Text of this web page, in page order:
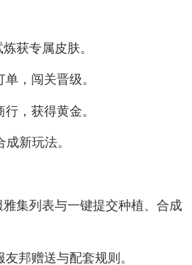
获专属皮肤。
，闯关晋级。
，获得黄金。
新玩法。
集列表与一键提交种植、合成
邦赠送与配套规则。